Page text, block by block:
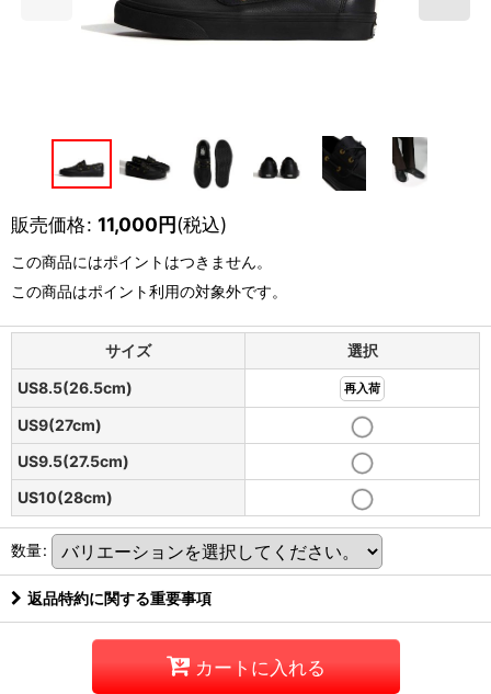
販売価格: 11,000円(税込)
この商品にはポイントはつきません。
この商品はポイント利用の対象外です。
サイズ
選択
US8.5(26.5cm)
再入荷
US9(27cm)
US9.5(27.5cm)
US10(28cm)
数量:
返品特約に関する重要事項
カートに入れる